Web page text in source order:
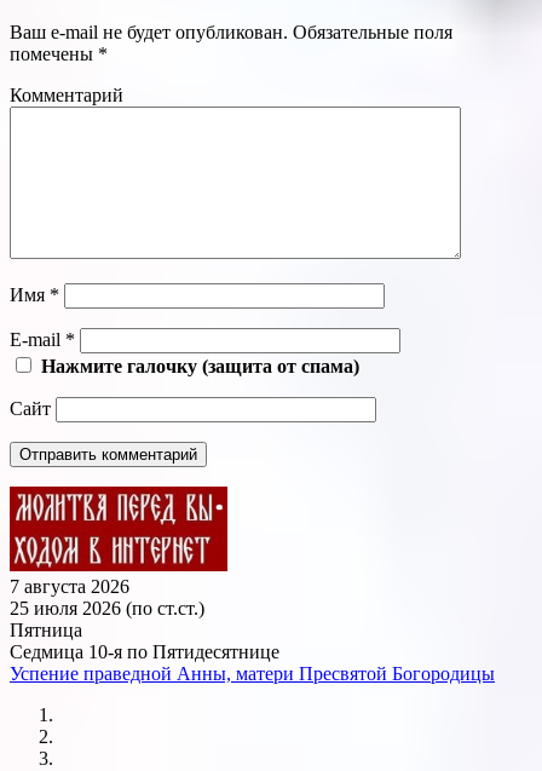
Ваш e-mail не будет опубликован. Обязательные поля
помечены *
Комментарий
Имя *
E-mail *
Нажмите галочку (защита от спама)
Сайт
7 августа 2026
25 июля 2026 (по ст.ст.)
Пятница
Седмица 10-я по Пятидесятнице
Успение праведной Анны, матери Пресвятой Богородицы